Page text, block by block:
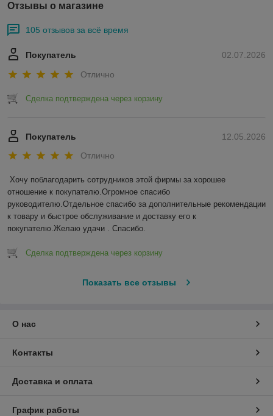
Отзывы о магазине
105 отзывов за всё время
02.07.2026
Покупатель
Отлично
Сделка подтверждена через корзину
12.05.2026
Покупатель
Отлично
Хочу поблагодарить сотрудников этой фирмы за хорошее
отношение к покупателю.Огромное спасибо
руководителю.Отдельное спасибо за дополнительные рекомендации
к товару и быстрое обслуживание и доставку его к
покупателю.Желаю удачи . Спасибо.
Сделка подтверждена через корзину
Показать все отзывы
О нас
Контакты
Доставка и оплата
График работы